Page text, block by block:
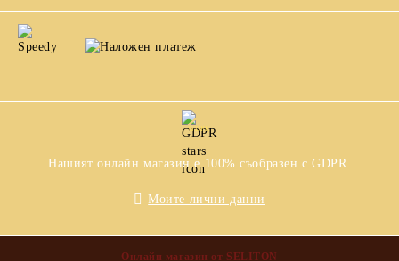
GDPR
Нашият онлайн магазин е 100% съобразен с GDPR.
Моите лични данни
Онлайн магазин от SELITON